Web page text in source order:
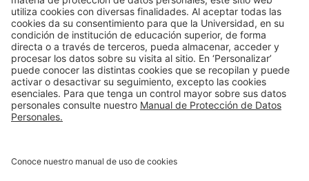
Mapa del sitio arrow_outward
Síguenos
LinkedIn
Instagram
Facebook
TikTok